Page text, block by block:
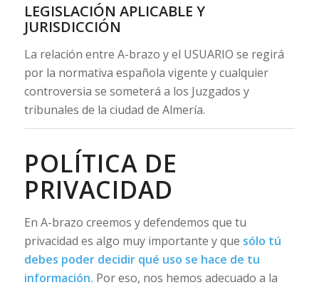
LEGISLACIÓN APLICABLE Y
JURISDICCIÓN
La relación entre A-brazo y el USUARIO se regirá
por la normativa española vigente y cualquier
controversia se someterá a los Juzgados y
tribunales de la ciudad de Almería.
POLÍTICA DE
PRIVACIDAD
En A-brazo creemos y defendemos que tu
privacidad es algo muy importante y que sólo tú
debes poder decidir qué uso se hace de tu
información. Por eso, nos hemos adecuado a la